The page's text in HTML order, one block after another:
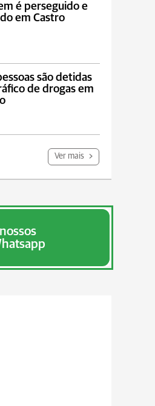
é perseguido e
em Castro
são detidas
de drogas em
Ver mais